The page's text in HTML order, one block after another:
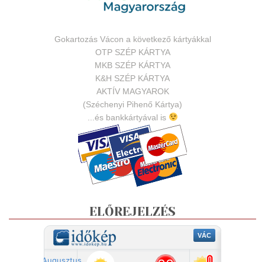
Gokartozás Vácon a következő kártyákkal
OTP SZÉP KÁRTYA
MKB SZÉP KÁRTYA
K&H SZÉP KÁRTYA
AKTÍV MAGYAROK
(Széchenyi Pihenő Kártya)
...és bankkártyával is
ELŐREJELZÉS